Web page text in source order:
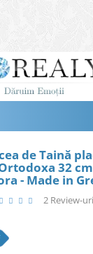
de Taină
32
- Made in
2 Review-uri